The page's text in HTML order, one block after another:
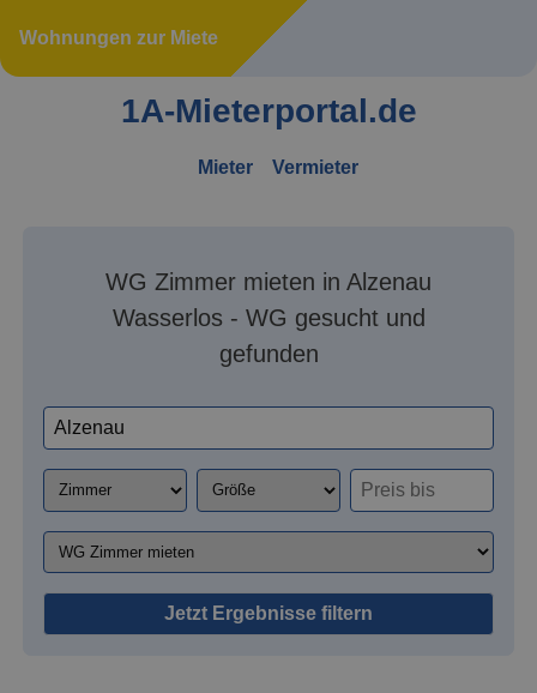
Wohnungen zur Miete
1A-Mieterportal.de
Mieter Vermieter
WG Zimmer mieten in Alzenau
Wasserlos - WG gesucht und
gefunden
Jetzt Ergebnisse filtern